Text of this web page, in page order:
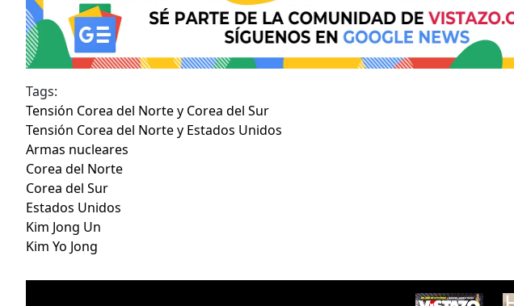
Tags:
Tensión Corea del Norte y Corea del Sur
Tensión Corea del Norte y Estados Unidos
Armas nucleares
Corea del Norte
Corea del Sur
Estados Unidos
Kim Jong Un
Kim Yo Jong